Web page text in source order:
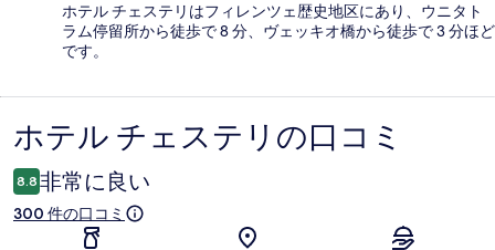
ホテル チェステリはフィレンツェ歴史地区にあり、ウニタト
ラム停留所から徒歩で 8 分、ヴェッキオ橋から徒歩で 3 分ほど
です。
口
コ
ミ
ホテル チェステリの口コミ
8.8 非常に良い
300 件の口コミ